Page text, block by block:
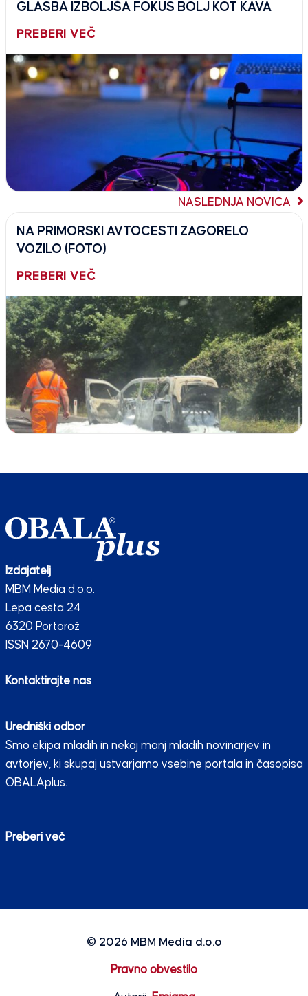
GLASBA IZBOLJŠA FOKUS BOLJ KOT KAVA
PREBERI VEČ
NASLEDNJA NOVICA
NA PRIMORSKI AVTOCESTI ZAGORELO
VOZILO (FOTO)
PREBERI VEČ
Izdajatelj
MBM Media d.o.o.
Lepa cesta 24
6320 Portorož
ISSN 2670-4609
Kontaktirajte nas
Uredniški odbor
Smo ekipa mladih in nekaj manj mladih novinarjev in
avtorjev, ki skupaj ustvarjamo vsebine portala in časopisa
OBALAplus.
Preberi več
© 2026 MBM Media d.o.o
Pravno obvestilo